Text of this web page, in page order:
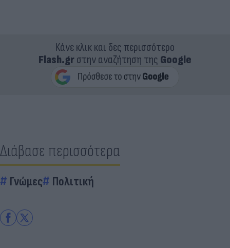
Κάνε κλικ και δες περισσότερο
Flash.grστην αναζήτηση της Google
Διάβασε περισσότερα
Γνώμες Πολιτική